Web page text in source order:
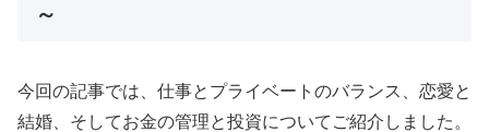
～
今回の記事では、仕事とプライベートのバランス、恋愛と
結婚、そしてお金の管理と投資についてご紹介しました。